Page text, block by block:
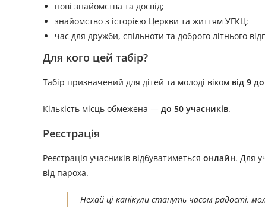
нові знайомства та досвід;
знайомство з історією Церкви та життям УГКЦ;
час для дружби, спільноти та доброго літнього
Для кого цей табір?
Табір призначений для дітей та молоді віком від 9
Кількість місць обмежена — до 50 учасників.
Реєстрація
Реєстрація учасників відбуватиметься онлайн. Для
від пароха.
Нехай ці канікули стануть часом радості,